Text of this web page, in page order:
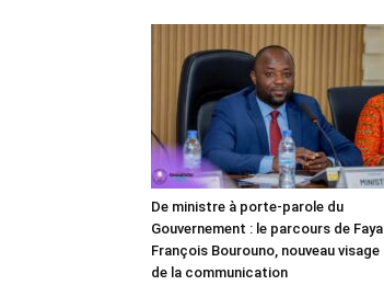
De ministre à porte-parole du
Gouvernement : le parcours de Faya
François Bourouno, nouveau visage
de la communication